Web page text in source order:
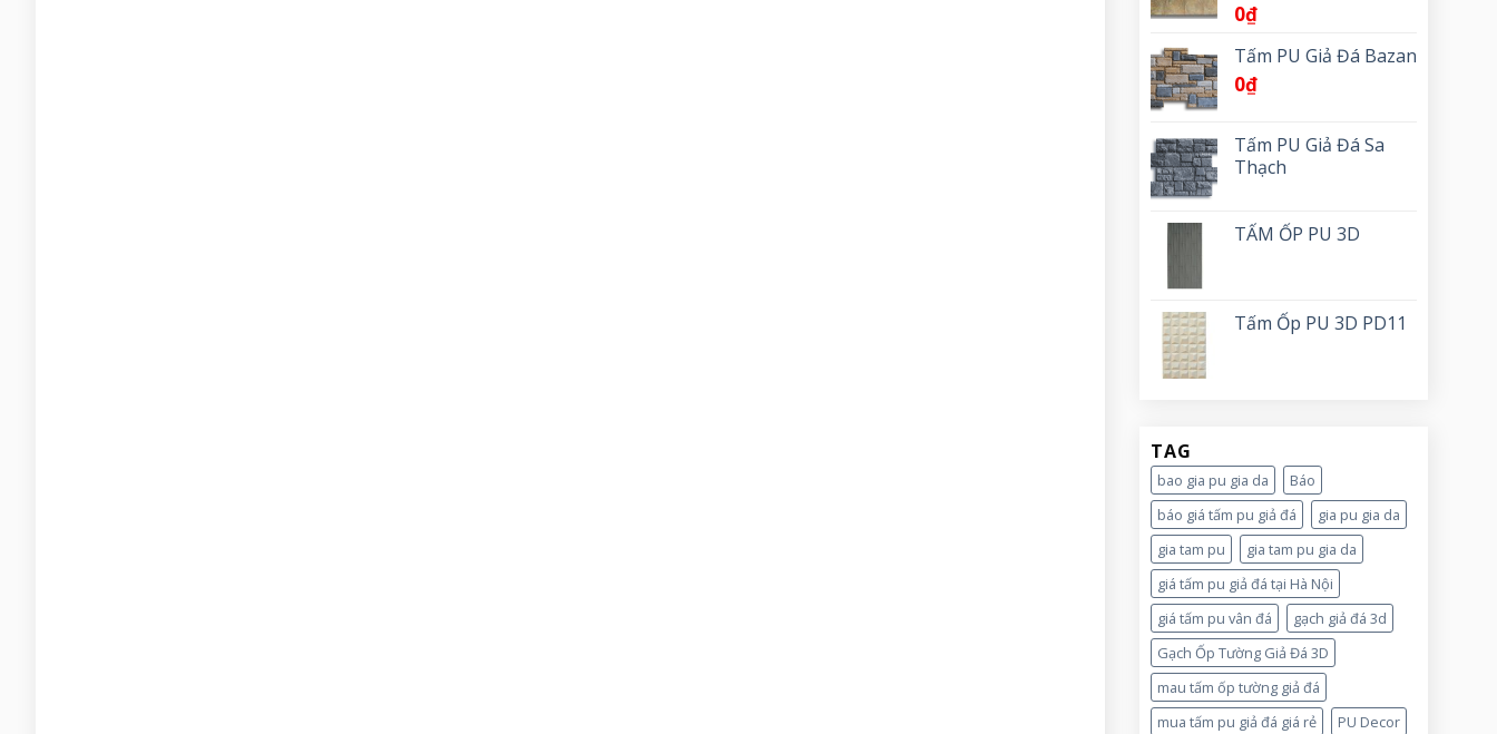
0₫
Tấm PU Giả Đá Bazan
0₫
Tấm PU Giả Đá Sa
Thạch
TẤM ỐP PU 3D
Tấm Ốp PU 3D PD11
TAG
bao gia pu gia da
Báo
báo giá tấm pu giả đá
gia pu gia da
gia tam pu
gia tam pu gia da
giá tấm pu giả đá tại Hà Nội
giá tấm pu vân đá
gạch giả đá 3d
Gạch Ốp Tường Giả Đá 3D
mau tấm ốp tường giả đá
mua tấm pu giả đá giá rẻ
PU Decor